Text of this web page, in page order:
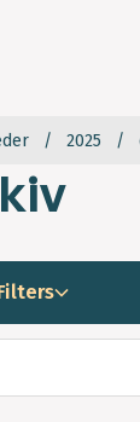
2025